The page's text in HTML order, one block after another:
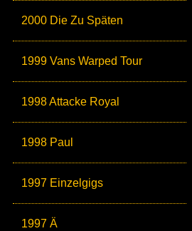
2000 Die Zu Späten
1999 Vans Warped Tour
1998 Attacke Royal
1998 Paul
1997 Einzelgigs
1997 Ä